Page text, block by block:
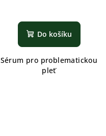
Do košíku
Sérum pro problematickou
pleť